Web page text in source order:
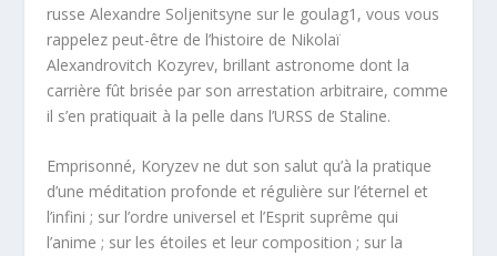
russe Alexandre Soljenitsyne sur le goulag1 , vous vous
rappelez peut-être de l’histoire de Nikolaï
Alexandrovitch Kozyrev, brillant astronome dont la
carrière fût brisée par son arrestation arbitraire, comme
il s’en pratiquait à la pelle dans l’URSS de Staline.
Emprisonné, Koryzev ne dut son salut qu’à la pratique
d’une méditation profonde et régulière sur l’éternel et
l’infini; sur l’ordre universel et l’Esprit suprême qui
l’anime ; sur les étoiles et leur composition ; sur la